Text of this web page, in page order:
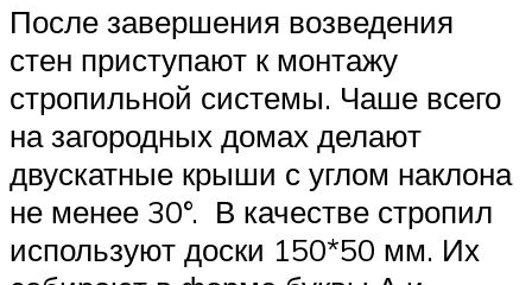
После завершения возведения
стен приступают к монтажу
стропильной системы. Чаше всего
на загородных домах делают
двускатные крыши с углом наклона
не менее 30°. В качестве стропил
используют доски 150*50 мм. Их